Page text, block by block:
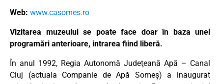
Web: www.casomes.ro
Vizitarea muzeului se poate face doar în baza unei
programări anterioare, intrarea fiind liberă.
În anul 1992, Regia Autonomă Judeţeană Apă – Canal
Cluj (actuala Companie de Apă Someş) a inaugurat